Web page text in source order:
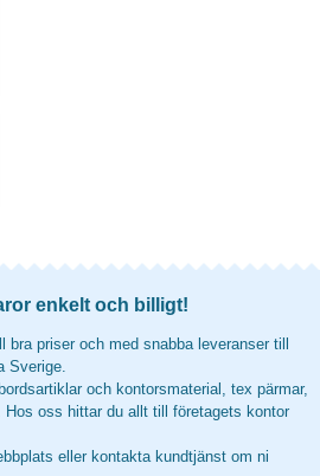
enkelt och billigt!
priser och med snabba leveranser till
Sverige.
och kontorsmaterial, tex pärmar,
oss hittar du allt till företagets kontor
eller kontakta kundtjänst om ni